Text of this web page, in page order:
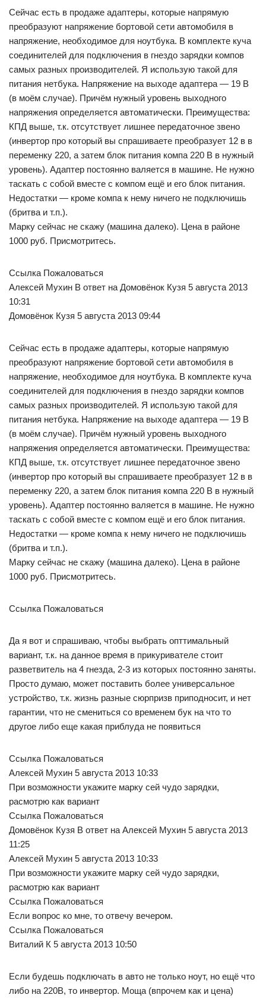
Сейчас есть в продаже адаптеры, которые напрямую
преобразуют напряжение бортовой сети автомобиля в
напряжение, необходимое для ноутбука. В комплекте куча
соединителей для подключения в гнездо зарядки компов
самых разных производителей. Я использую такой для
питания нетбука. Напряжение на выходе адаптера — 19 В
(в моём случае). Причём нужный уровень выходного
напряжения определяется автоматически. Преимущества:
КПД выше, т.к. отсутствует лишнее передаточное звено
(инвертор про который вы спрашиваете преобразует 12 в в
переменку 220, а затем блок питания компа 220 В в нужный
уровень). Адаптер постоянно валяется в машине. Не нужно
таскать с собой вместе с компом ещё и его блок питания.
Недостатки — кроме компа к нему ничего не подключишь
(бритва и т.п.).
Марку сейчас не скажу (машина далеко). Цена в районе
1000 руб. Присмотритесь.
Ссылка Пожаловаться
Алексей Мухин В ответ на Домовёнок Кузя 5 августа 2013
10:31
Домовёнок Кузя 5 августа 2013 09:44
Сейчас есть в продаже адаптеры, которые напрямую
преобразуют напряжение бортовой сети автомобиля в
напряжение, необходимое для ноутбука. В комплекте куча
соединителей для подключения в гнездо зарядки компов
самых разных производителей. Я использую такой для
питания нетбука. Напряжение на выходе адаптера — 19 В
(в моём случае). Причём нужный уровень выходного
напряжения определяется автоматически. Преимущества:
КПД выше, т.к. отсутствует лишнее передаточное звено
(инвертор про который вы спрашиваете преобразует 12 в в
переменку 220, а затем блок питания компа 220 В в нужный
уровень). Адаптер постоянно валяется в машине. Не нужно
таскать с собой вместе с компом ещё и его блок питания.
Недостатки — кроме компа к нему ничего не подключишь
(бритва и т.п.).
Марку сейчас не скажу (машина далеко). Цена в районе
1000 руб. Присмотритесь.
Ссылка Пожаловаться
Да я вот и спрашиваю, чтобы выбрать опттимальный
вариант, т.к. на данное время в прикуривателе стоит
разветвитель на 4 гнезда, 2-3 из которых постоянно заняты.
Просто думаю, может поставить более универсальное
устройство, т.к. жизнь разные сюрпризв приподносит, и нет
гарантии, что не смениться со временем бук на что то
другое либо еще какая приблуда не появиться
Ссылка Пожаловаться
Алексей Мухин 5 августа 2013 10:33
При возможности укажите марку сей чудо зарядки,
расмотрю как вариант
Ссылка Пожаловаться
Домовёнок Кузя В ответ на Алексей Мухин 5 августа 2013
11:25
Алексей Мухин 5 августа 2013 10:33
При возможности укажите марку сей чудо зарядки,
расмотрю как вариант
Ссылка Пожаловаться
Если вопрос ко мне, то отвечу вечером.
Ссылка Пожаловаться
Виталий К 5 августа 2013 10:50
Если будешь подключать в авто не только ноут, но ещё что
либо на 220В, то инвертор. Моща (впрочем как и цена)